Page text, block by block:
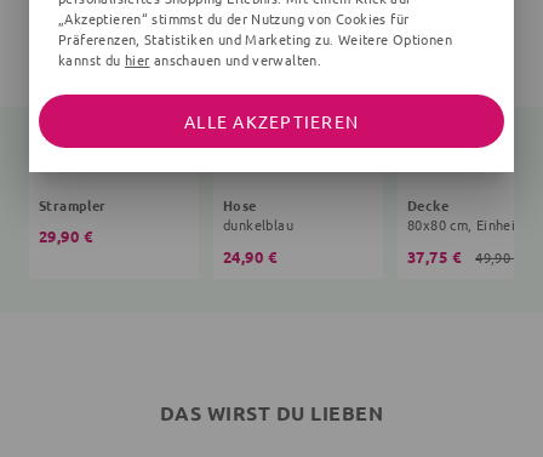
Strampler
29,90 €
Hose
dunkelblau
24,90 €
Decke
37,75 € 49,90 €
DAS WIRST DU LIEBEN
„Akzeptieren“ stimmst du der Nutzung von Cookies für
Präferenzen, Statistiken und Marketing zu. Weitere Optionen
kannst du hier anschauen und verwalten.
ALLE AKZEPTIEREN